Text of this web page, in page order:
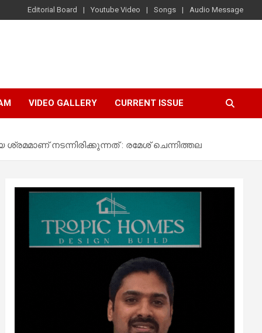
Editorial Board Youtube Video Songs Audio Message
VIDEO GALLERY CURRENT ISSUE
നടന്നിരിക്കുന്നത് : രമേശ് ചെന്നിത്തല